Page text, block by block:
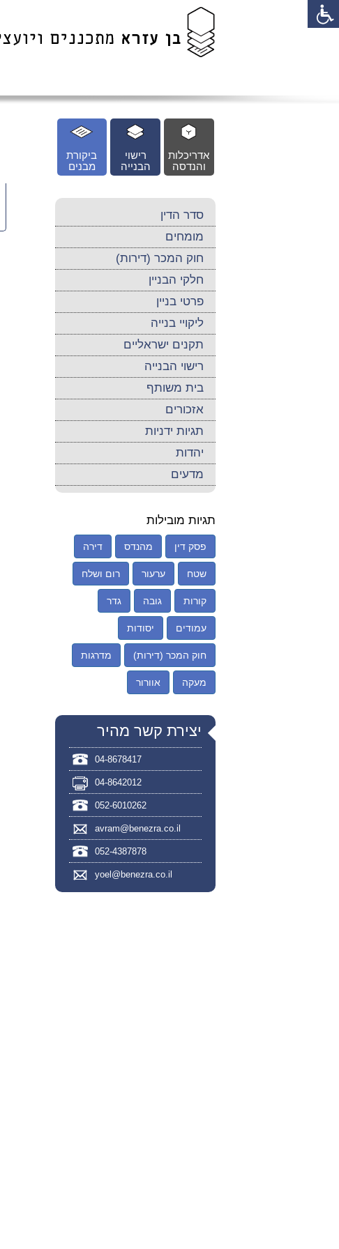
ביקורת
מבנים
רישוי
הבנייה
אדריכלות
והנדסה
סדר הדין
מומחים
חוק המכר (דירות)
חלקי הבניין
פרטי בניין
ליקויי בנייה
תקנים ישראליים
רישוי הבנייה
בית משותף
אזכורים
תגיות ידניות
יהדות
מדעים
תגיות מובילות
פסק דין מהנדס דירה
שטח ערעור רום ושלח
קורות גובה גדר
עמודים יסודות
חוק המכר (דירות) מדרגות
מעקה אוורור
יצירת קשר מהיר
04-8678417
04-8642012
052-6010262
avram@benezra.co.il
052-4387878
yoel@benezra.co.il